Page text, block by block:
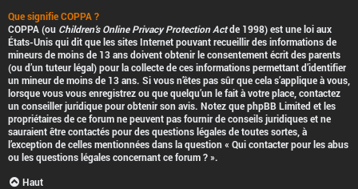
Que signifie COPPA ?
COPPA (ou Children’s Online Privacy Protection Actde 1998) est une loi aux
États-Unis qui dit que les sites Internet pouvant recueillir des informations de
mineurs de moins de 13 ans doivent obtenir le consentement écrit des parents
(ou d’un tuteur légal) pour la collecte de ces informations permettant d’identifier
un mineur de moins de 13 ans. Si vous n’êtes pas sûr que cela s’applique à vous,
lorsque vous vous enregistrez ou que quelqu’un le fait à votre place, contactez
un conseiller juridique pour obtenir son avis. Notez que phpBB Limited et les
propriétaires de ce forum ne peuvent pas fournir de conseils juridiques et ne
sauraient être contactés pour des questions légales de toutes sortes, à
l’exception de celles mentionnées dans la question « Qui contacter pour les abus
ou les questions légales concernant ce forum ? ».
Haut